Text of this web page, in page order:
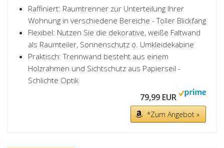
Raffiniert: Raumtrenner zur Unterteilung Ihrer
Wohnung in verschiedene Bereiche - Toller Blickfang
Flexibel: Nutzen Sie die dekorative, weiße Faltwand
als Raumteiler, Sonnenschutz o. Umkleidekabine
Praktisch: Trennwand besteht aus einem
Holzrahmen und Sichtschutz aus Papierseil -
Schlichte Optik
79,99 EUR
*Zum Angebot »